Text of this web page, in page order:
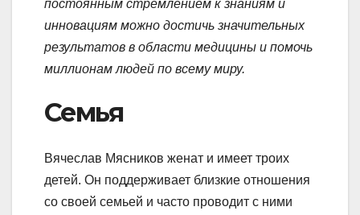
постоянным стремлением к знаниям и
инновациям можно достичь значительных
результатов в области медицины и помочь
миллионам людей по всему миру.
Семья
Вячеслав Мясников женат и имеет троих
детей. Он поддерживает близкие отношения
со своей семьей и часто проводит с ними